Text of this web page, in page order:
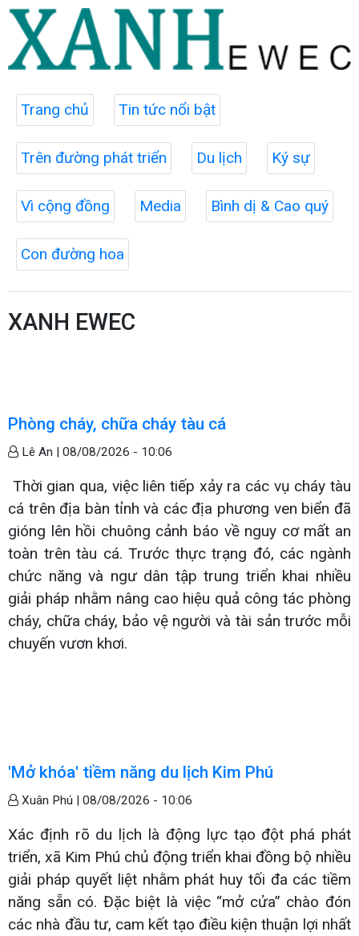
Trang chủ Tin tức nổi bật
Trên đường phát triển Du lịch Ký sự
Vì cộng đồng Media Bình dị & Cao quý
Con đường hoa
XANH EWEC
Phòng cháy, chữa cháy tàu cá
Lê An | 08/08/2026 - 10:06
Thời gian qua, việc liên tiếp xảy ra các vụ cháy tàu
cá trên địa bàn tỉnh và các địa phương ven biển đã
gióng lên hồi chuông cảnh báo về nguy cơ mất an
toàn trên tàu cá. Trước thực trạng đó, các ngành
chức năng và ngư dân tập trung triển khai nhiều
giải pháp nhằm nâng cao hiệu quả công tác phòng
cháy, chữa cháy, bảo vệ người và tài sản trước mỗi
chuyến vươn khơi.
'Mở khóa' tiềm năng du lịch Kim Phú
Xuân Phú | 08/08/2026 - 10:06
Xác định rõ du lịch là động lực tạo đột phá phát
triển, xã Kim Phú chủ động triển khai đồng bộ nhiều
giải pháp quyết liệt nhằm phát huy tối đa các tiềm
năng sẵn có. Đặc biệt là việc “mở cửa” chào đón
các nhà đầu tư, cam kết tạo điều kiện thuận lợi nhất